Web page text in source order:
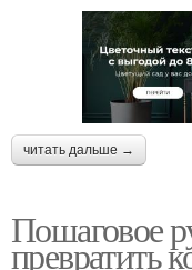
читать дальше →
Пошаговое
превратить